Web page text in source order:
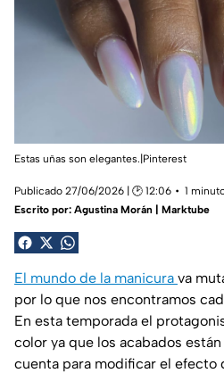
Estas uñas son elegantes.|Pinterest
Publicado 27/06/2026 | 🕑 12:06
1
Escrito por: Agustina Morán | Marktube
El mundo de la manicura va
por lo que nos encontramos
En esta temporada el
color ya que los acabados
cuenta para modificar el efecto